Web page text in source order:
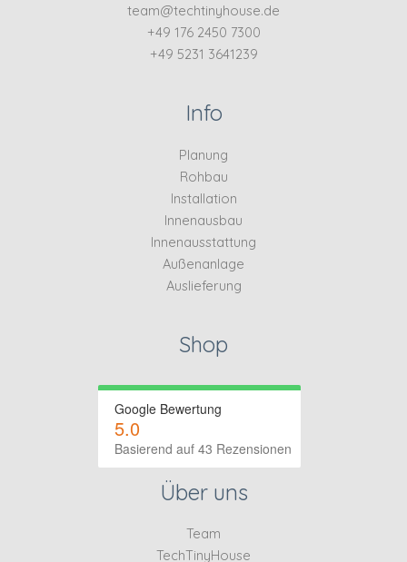
team@techtinyhouse.de
+49 176 2450 7300
+49 5231 3641239
Info
Planung
Rohbau
Installation
Innenausbau
Innenausstattung
Außenanlage
Auslieferung
Shop
Google Bewertung
5.0
Basierend auf 43 Rezensionen
Über uns
Team
TechTinyHouse